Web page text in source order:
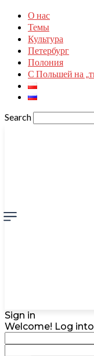
О нас
Темы
Культура
Петербург
Полония
С Польшей на
Search
Sign in
Welcome! Log